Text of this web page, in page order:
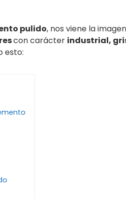
pulido, nos viene la
con carácter industrial,
esto: